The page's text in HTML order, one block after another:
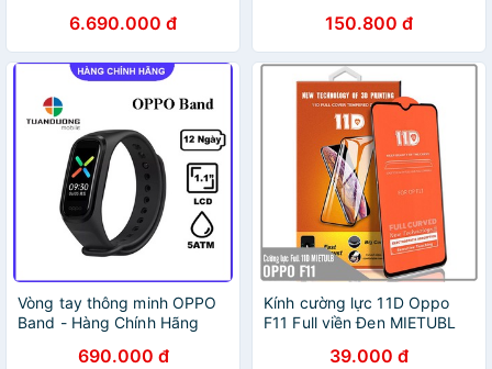
Wifi OW19W8 - Hàng chính
hãng
6.690.000 đ 150.800 đ
Vòng tay thông minh OPPO
Band - Hàng Chính Hãng
690.000 đ
Kính cường lực 11D Oppo
F11 Full viền Đen MIETUBL
39.000 đ